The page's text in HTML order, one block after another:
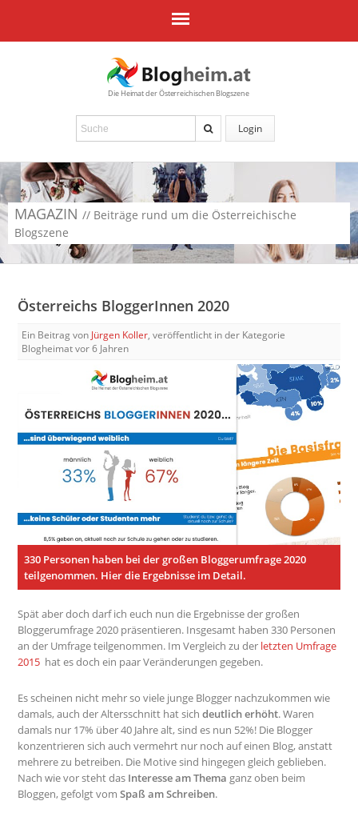
Die Heimat der Österreichischen Blogszene
Login
MAGAZIN // Beiträge rund um die Österreichische
Blogszene
Österreichs BloggerInnen 2020
Ein Beitrag von Jürgen Koller, veröffentlicht in der Kategorie
Blogheimatvor 6 Jahren
330 Personen haben bei der großen Bloggerumfrage 2020
teilgenommen. Hier die Ergebnisse im Detail.
Spät aber doch darf ich euch nun die Ergebnisse der großen
Bloggerumfrage 2020 präsentieren. Insgesamt haben 330 Personen
an der Umfrage teilgenommen. Im Vergleich zu der letzten Umfrage
2015 hat es doch ein paar Veränderungen gegeben.
Es scheinen nicht mehr so viele junge Blogger nachzukommen wie
damals, auch der Altersschnitt hat sichdeutlich erhöht. Waren
damals nur 17% über 40 Jahre alt, sind es nun 52%! Die Blogger
konzentrieren sich auch vermehrt nur noch auf einen Blog, anstatt
mehrere zu betreiben. Die Motive sind hingegen gleich geblieben.
Nach wie vor steht das Interesse am Thema ganz oben beim
Bloggen, gefolgt vomSpaß am Schreiben.